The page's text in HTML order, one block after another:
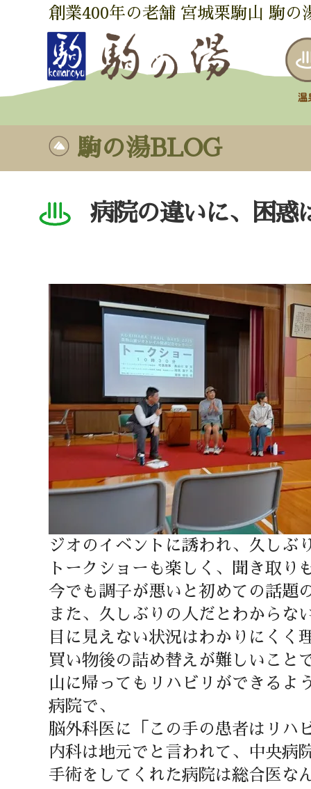
創業400年の老舗 宮城栗駒山 駒の
駒の湯BLOG
病院の違いに、困
ジオのイベントに誘われ、久しぶ
トークショーも楽しく、聞き取り
今でも調子が悪いと初めての話題
また、久しぶりの人だとわからな
目に見えない状況はわかりにくく
買い物後の詰め替えが難しいこ
山に帰ってもリハビリができるよ
病院で、
脳外科医に「この手の患者はリハ
内科は地元でと言われて、中央病
手術をしてくれた病院は総合医な